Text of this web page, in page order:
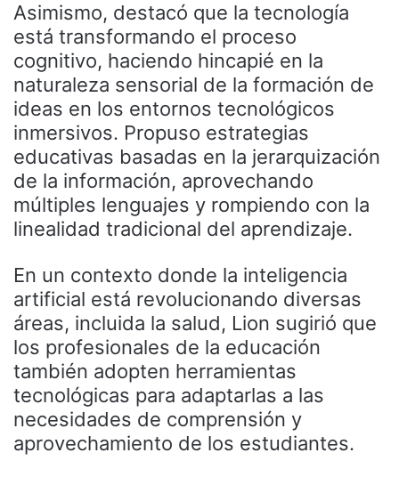
Asimismo, destacó que la tecnología
está transformando el proceso
cognitivo, haciendo hincapié en la
naturaleza sensorial de la formación de
ideas en los entornos tecnológicos
inmersivos. Propuso estrategias
educativas basadas en la jerarquización
de la información, aprovechando
múltiples lenguajes y rompiendo con la
linealidad tradicional del aprendizaje.
En un contexto donde la inteligencia
artificial está revolucionando diversas
áreas, incluida la salud, Lion sugirió que
los profesionales de la educación
también adopten herramientas
tecnológicas para adaptarlas a las
necesidades de comprensión y
aprovechamiento de los estudiantes.